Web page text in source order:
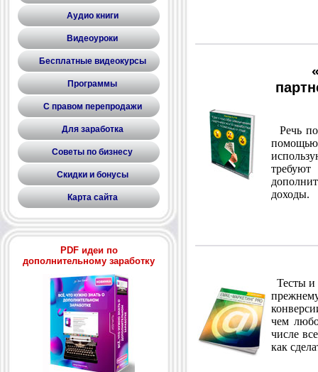
Аудио книги
Видеоуроки
Бесплатные видеокурсы
Программы
С правом перепродажи
Для заработка
Советы по бизнесу
Скидки и бонусы
Карта сайта
PDF идеи по
дополнительному заработку
Речь
доходы.
Тесты и
чем
числе
как